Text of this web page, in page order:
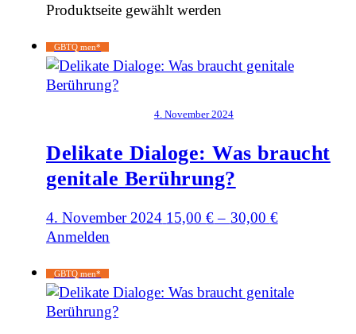
Produktseite gewählt werden
GBTQ men*
4. November 2024
Delikate Dialoge: Was braucht
genitale Berührung?
4. November 2024 15,00€– 30,00 €
Anmelden
GBTQ men*